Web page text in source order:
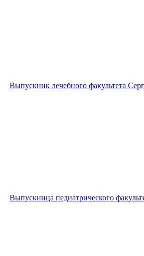
Выпускник лечебного факультета
Выпускница педиатрического